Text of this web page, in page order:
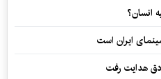
انسان؟
ایران است
هدایت رفت